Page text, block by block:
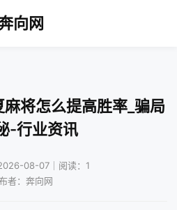
向网
将怎么提高胜率_骗局
-行业资讯
08-07｜阅读：1
者：奔向网